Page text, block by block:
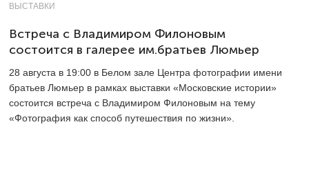
ВЫСТАВКИ
Встреча с Владимиром Филоновым
cостоится в галерее им.братьев Люмьер
28 августа в 19:00 в Белом зале Центра фотографии имени
братьев Люмьер в рамках выставки «Московские истории»
состоится встреча с Владимиром Филоновым на тему
«Фотография как способ путешествия по жизни».